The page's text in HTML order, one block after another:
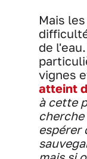
Mais
de
vignes
atteint
à cette
espérer